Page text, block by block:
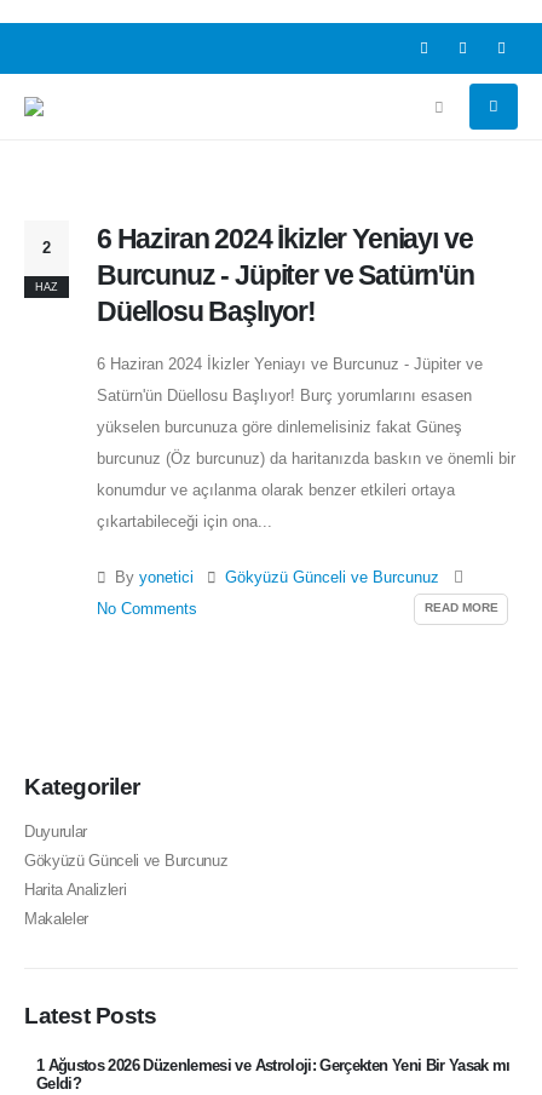
2
HAZ
6 Haziran 2024 İkizler Yeniayı ve
Burcunuz - Jüpiter ve Satürn'ün
Düellosu Başlıyor!
6 Haziran 2024 İkizler Yeniayı ve Burcunuz - Jüpiter ve
Satürn'ün Düellosu Başlıyor! Burç yorumlarını esasen
yükselen burcunuza göre dinlemelisiniz fakat Güneş
burcunuz (Öz burcunuz) da haritanızda baskın ve önemli bir
konumdur ve açılanma olarak benzer etkileri ortaya
çıkartabileceği için ona...
By yonetici
Gökyüzü Günceli ve Burcunuz
No Comments
READ MORE
Kategoriler
Duyurular
Gökyüzü Günceli ve Burcunuz
Harita Analizleri
Makaleler
Latest Posts
1 Ağustos 2026 Düzenlemesi ve Astroloji: Gerçekten Yeni Bir Yasak mı
Geldi?